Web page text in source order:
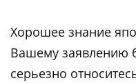
Хорошее знание
Вашему заявлению
серьезно